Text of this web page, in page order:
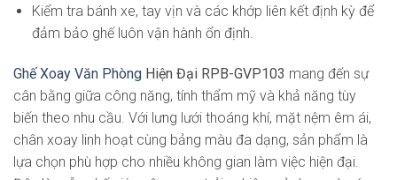
Kiểm tra bánh xe, tay vịn và các khớp liên kết định kỳ để
đảm bảo ghế luôn vận hành ổn định.
Ghế Xoay Văn Phòng Hiện Đại RPB-GVP103 mang đến sự
cân bằng giữa công năng, tính thẩm mỹ và khả năng tùy
biến theo nhu cầu. Với lưng lưới thoáng khí, mặt nệm êm ái,
chân xoay linh hoạt cùng bảng màu đa dạng, sản phẩm là
lựa chọn phù hợp cho nhiều không gian làm việc hiện đại.